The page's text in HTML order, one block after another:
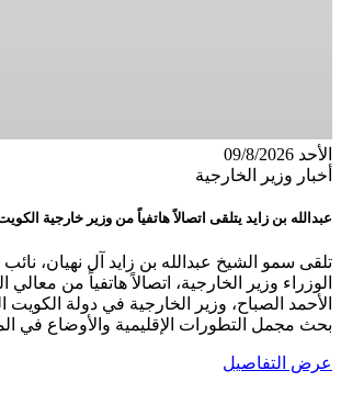
الأحد 09/8/2026
أخبار وزير الخارجية
عبدالله بن زايد يتلقى اتصالاً هاتفياً من وزير خارجية
تلقى سمو الشيخ عبدالله بن زايد آل نهيان،
الوزراء وزير الخارجية، اتصالاً هاتفياً من معالي
الأحمد الصباح، وزير الخارجية في دولة
بحث مجمل التطورات الإقليمية والأوضاع في
عرض التفاصيل